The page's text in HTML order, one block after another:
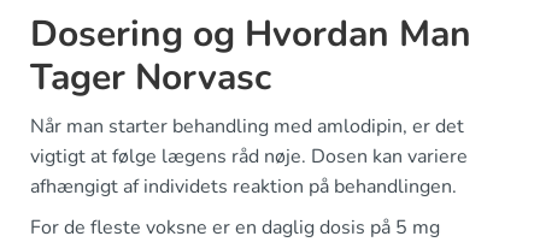
Dosering og Hvordan Man
Tager Norvasc
Når man starter behandling med amlodipin, er det
vigtigt at følge lægens råd nøje. Dosen kan variere
afhængigt af individets reaktion på behandlingen.
For de fleste voksne er en daglig dosis på 5 mg